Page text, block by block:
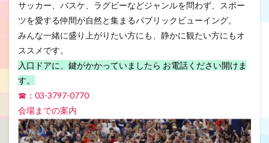
サッカー、バスケ、ラグビーなどジャンルを問わず、スポー
ツを愛する仲間が自然と集まるパブリックビューイング。
みんな一緒に盛り上がりたい方にも、静かに観たい方にもオ
ススメです。
入口ドアに、鍵がかかっていましたら お電話ください開けま
す。
☎：03-3797-0770
会場までの案内